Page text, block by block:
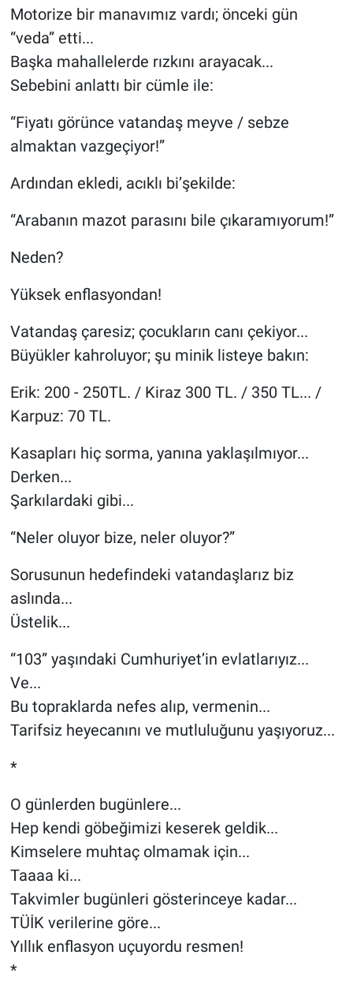
Motorize bir manavımız vardı; önceki gün
“veda” etti...
Başka mahallelerde rızkını arayacak...
Sebebini anlattı bir cümle ile:
“Fiyatı görünce vatandaş meyve / sebze
almaktan vazgeçiyor!”
Ardından ekledi, acıklı bi’şekilde:
“Arabanın mazot parasını bile çıkaramıyorum!”
Neden?
Yüksek enflasyondan!
Vatandaş çaresiz; çocukların canı çekiyor...
Büyükler kahroluyor; şu minik listeye bakın:
Erik: 200 - 250TL. / Kiraz 300 TL. / 350 TL... /
Karpuz: 70 TL.
Kasapları hiç sorma, yanına yaklaşılmıyor...
Derken...
Şarkılardaki gibi...
“Neler oluyor bize, neler oluyor?”
Sorusunun hedefindeki vatandaşlarız biz
aslında...
Üstelik...
“103” yaşındaki Cumhuriyet’in evlatlarıyız...
Ve...
Bu topraklarda nefes alıp, vermenin...
Tarifsiz heyecanını ve mutluluğunu yaşıyoruz...
*
O günlerden bugünlere...
Hep kendi göbeğimizi keserek geldik...
Kimselere muhtaç olmamak için...
Taaaa ki...
Takvimler bugünleri gösterinceye kadar...
TÜİK verilerine göre...
Yıllık enflasyon uçuyordu resmen!
*